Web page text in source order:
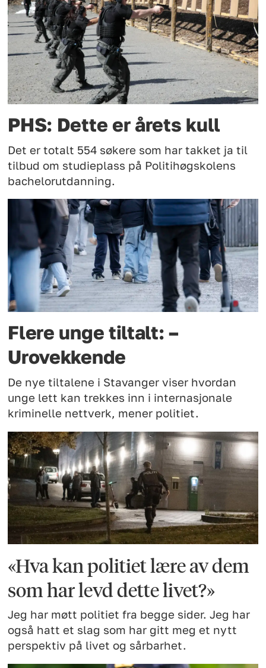
PHS: Dette er årets kull
Det er totalt 554 søkere som har takket ja til
tilbud om studieplass på Politihøgskolens
bachelorutdanning.
Flere unge tiltalt: –
Urovekkende
De nye tiltalene i Stavanger viser hvordan
unge lett kan trekkes inn i internasjonale
kriminelle nettverk, mener politiet.
«Hva kan politiet lære av dem
som har levd dette livet?»
Jeg har møtt politiet fra begge sider. Jeg har
også hatt et slag som har gitt meg et nytt
perspektiv på livet og sårbarhet.